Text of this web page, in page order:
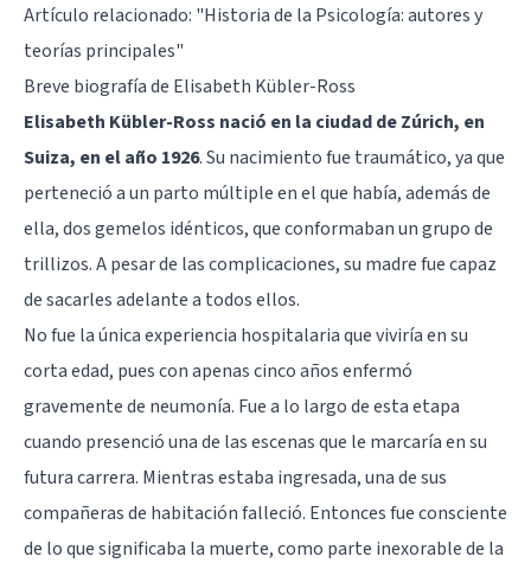
Artículo relacionado: "Historia de la Psicología: autores y
teorías principales"
Breve biografía de Elisabeth Kübler-Ross
Elisabeth Kübler-Ross nació en la ciudad de Zúrich, en
Suiza, en el año 1926. Su nacimiento fue traumático, ya que
perteneció a un parto múltiple en el que había, además de
ella, dos gemelos idénticos, que conformaban un grupo de
trillizos. A pesar de las complicaciones, su madre fue capaz
de sacarles adelante a todos ellos.
No fue la única experiencia hospitalaria que viviría en su
corta edad, pues con apenas cinco años enfermó
gravemente de neumonía. Fue a lo largo de esta etapa
cuando presenció una de las escenas que le marcaría en su
futura carrera. Mientras estaba ingresada, una de sus
compañeras de habitación falleció. Entonces fue consciente
de lo que significaba la muerte, como parte inexorable de la